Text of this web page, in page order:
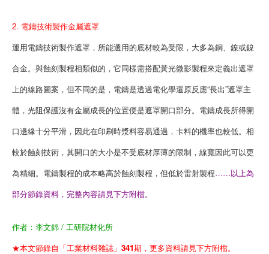
2. 電鑄技術製作金屬遮罩
運用電鑄技術製作遮罩，所能選用的底材較為受限，大多為銅、鎳或鎳
合金。與蝕刻製程相類似的，它同樣需搭配黃光微影製程來定義出遮罩
上的線路圖案，但不同的是，電鑄是透過電化學還原反應“長出”遮罩主
體，光阻保護沒有金屬成長的位置便是遮罩開口部分。電鑄成長所得開
口邊緣十分平滑，因此在印刷時漿料容易通過，卡料的機率也較低。相
較於蝕刻技術，其開口的大小是不受底材厚薄的限制，線寬因此可以更
為精細。電鑄製程的成本略高於蝕刻製程，但低於雷射製程……以上為
部分節錄資料，完整內容請見下方附檔。
作者：李文錦 / 工研院材化所
★本文節錄自「工業材料雜誌」341期，更多資料請見下方附檔。